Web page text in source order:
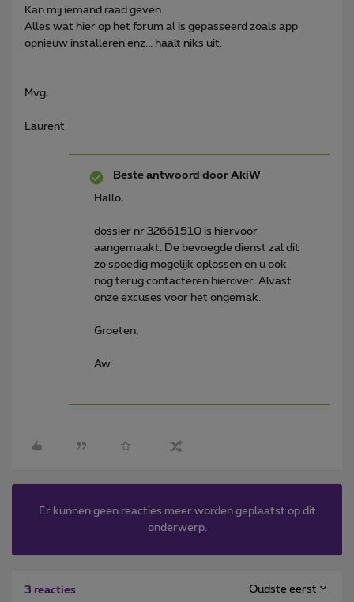
Kan mij iemand raad geven.
Alles wat hier op het forum al is gepasseerd zoals app
opnieuw installeren enz... haalt niks uit.
Mvg,
Laurent
Beste antwoord door AkiW
Hallo,
dossier nr 32661510 is hiervoor
aangemaakt. De bevoegde dienst zal dit
zo spoedig mogelijk oplossen en u ook
nog terug contacteren hierover. Alvast
onze excuses voor het ongemak.
Groeten,
Aw
Er kunnen geen reacties meer worden geplaatst op dit
onderwerp.
3 reacties Oudste eerst